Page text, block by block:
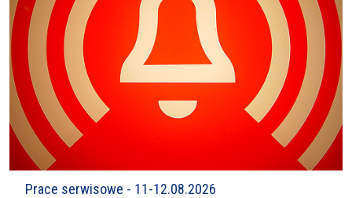
Prace serwisowe - 11-12.08.2026